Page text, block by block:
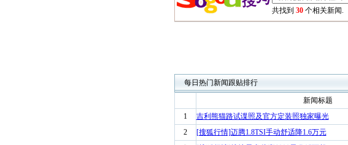
共找到 30 个相关新闻.
每日热门新闻跟贴排行
新闻标题
1
吉利熊猫路试谍照及官方定装照独家曝光
2
[搜狐行情]迈腾1.8TSI手动舒适降1.6万元